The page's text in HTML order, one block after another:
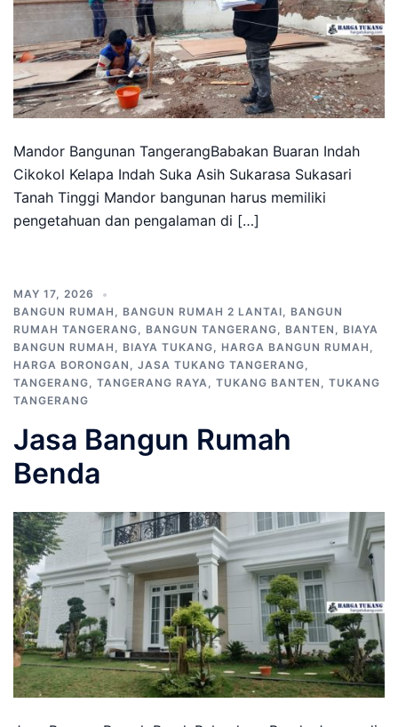
Mandor Bangunan TangerangBabakan Buaran Indah
Cikokol Kelapa Indah Suka Asih Sukarasa Sukasari
Tanah Tinggi Mandor bangunan harus memiliki
pengetahuan dan pengalaman di […]
MAY 17, 2026
BANGUN RUMAH , BANGUN RUMAH 2 LANTAI, BANGUN
RUMAH TANGERANG, BANGUN TANGERANG, BANTEN , BIAYA
BANGUN RUMAH , BIAYA TUKANG, HARGA BANGUN RUMAH ,
HARGA BORONGAN , JASA TUKANG TANGERANG,
TANGERANG, TANGERANG RAYA, TUKANG BANTEN , TUKANG
TANGERANG
Jasa Bangun Rumah
Benda